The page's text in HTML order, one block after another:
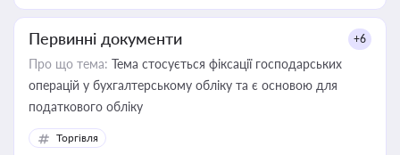
Первинні документи +6
Про що тема: Тема стосується фіксації господарських
операцій у бухгалтерському обліку та є основою для
податкового обліку
Торгівля